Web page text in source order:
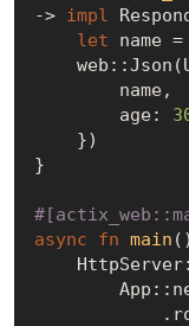
-> impl
let name
        age:
}
async
fn main